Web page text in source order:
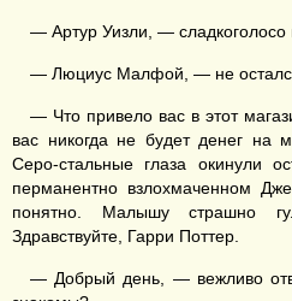
— Артур Уизли, — сладкоголосо
— Люциус Малфой, — не
— Что привело вас в этот
вас никогда не будет денег на
Серо-стальные глаза окинули
перманентно взлохмаченном
понятно. Малышу страшно
Здравствуйте, Гарри Поттер.
— Добрый день, — вежливо